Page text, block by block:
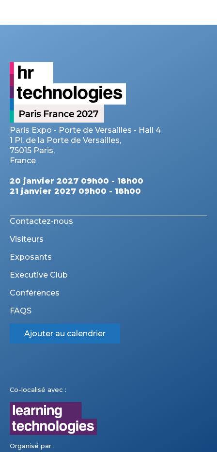
Paris Expo - Porte de Versailles - Hall 4
1 Pl. de la Porte de Versailles,
75015 Paris,
France
20 janvier 2027 09h00 - 18h00
21 janvier 2027 09h00 - 18h00
Contactez-nous
Visiteurs
Exposants
Executive Club
Conférences
FAQS
Ajouter au calendrier
Co-localisé avec :
Organisé par :